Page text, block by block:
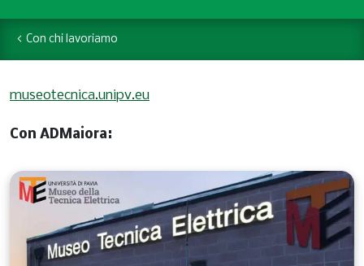
Con chi lavoriamo
museotecnica.unipv.eu
Con ADMaiora: